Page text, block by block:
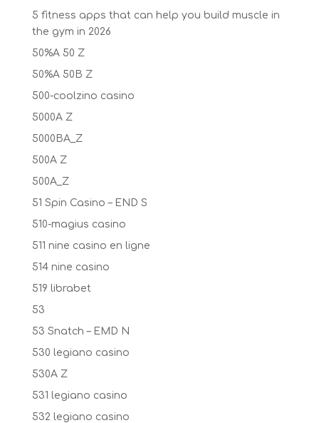
5 fitness apps that can help you build muscle in
the gym in 2026
50%A 50 Z
50%A 50B Z
500-coolzino casino
5000A Z
5000BA_Z
500A Z
500A_Z
51 Spin Casino – END S
510-magius casino
511 nine casino en ligne
514 nine casino
519 librabet
53
53 Snatch – EMD N
530 legiano casino
530A Z
531 legiano casino
532 legiano casino